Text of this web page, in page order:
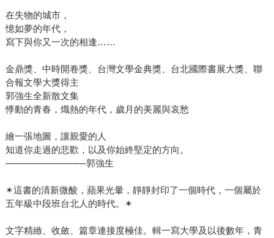
在失物的城市，
憶如夢的年代，
寫下與你又一次的相逢……
金鼎獎、中時開卷獎、台灣文學金典獎、台北國際書展大獎、聯
合報文學大獎得主
郭強生全新散文集
悸動的青春，熾熱的年代，歲月的美麗與哀愁
繪一張地圖，讓親愛的人
知道你走過的悲歡，以及你始終堅定的方向。
────────────郭強生
✶這書的清新微酸，蘋果光暈，靜靜封印了一個時代，一個屬於
五年級中段班台北人的時代。✶
文字精緻、收斂、篇章連接度極佳。輯一寫大學及以後數年，青